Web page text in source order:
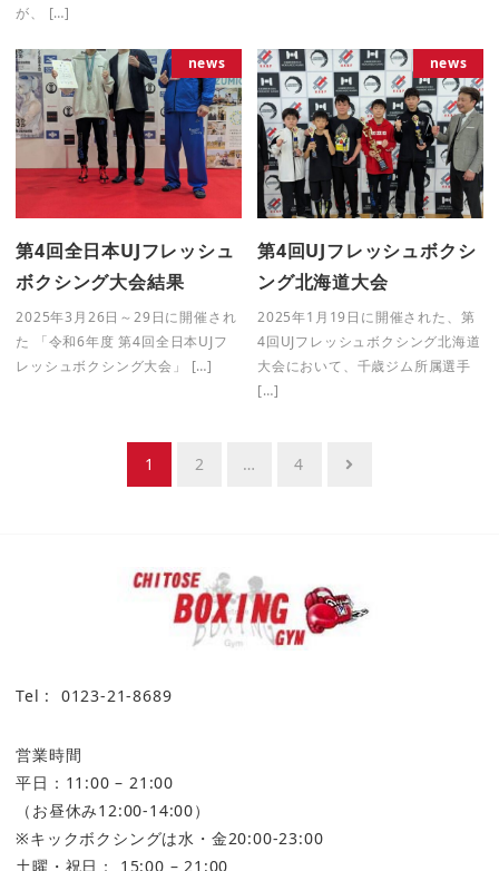
が、 […]
news
第4回全日本UJフレッシュ
ボクシング大会結果
2025年3月26日～29日に開催され
た 「令和6年度 第4回全日本UJフ
レッシュボクシング大会」 […]
news
第4回UJフレッシュボクシ
ング北海道大会
2025年1月19日に開催された、第
4回UJフレッシュボクシング北海道
大会において、千歳ジム所属選手
[…]
ョ
1 2 … 4
Tel : 0123-21-8689
営業時間
平日：11:00 – 21:00
（お昼休み12:00-14:00）
※キックボクシングは水・金20:00-23:00
土曜・祝日： 15:00 – 21:00